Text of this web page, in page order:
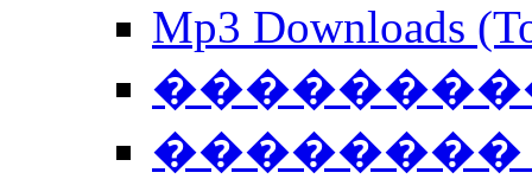
Mp3 Downloads
��������